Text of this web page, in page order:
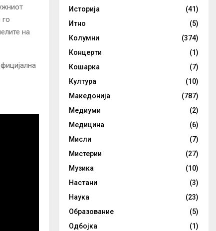
на
Историја
(41)
Итно
(5)
Колумни
(374)
Концерти
(1)
Кошарка
(7)
Култура
(10)
Македонија
(787)
Медиуми
(2)
Медицина
(6)
Мисли
(7)
Мистерии
(27)
Музика
(10)
Настани
(3)
Наука
(23)
Образование
(5)
Одбојка
(1)